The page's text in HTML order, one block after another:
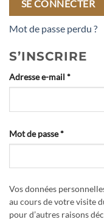
SE CONNECTER
Mot de passe perdu ?
S’INSCRIRE
Adresse e-mail *
Mot de passe*Obligatoire
Vos données
au cours de votre visite
pour d’autres raisons